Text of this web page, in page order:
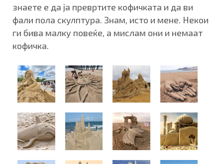
знаете е да ја превртите кофичката и да ви
фали пола скулптура. Знам, исто и мене. Некои
ги бива малку повеќе, а мислам они и немаат
кофичка.